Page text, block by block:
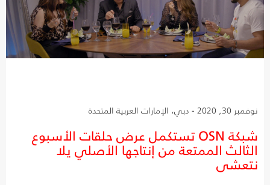
نوفمبر 30, 2020 - دبي، الإمارات العربية المتحدة
شبكة OSN تستكمل عرض حلقات الأسبوع
الثالث الممتعة من إنتاجها الأصلي يلا
نتعشى